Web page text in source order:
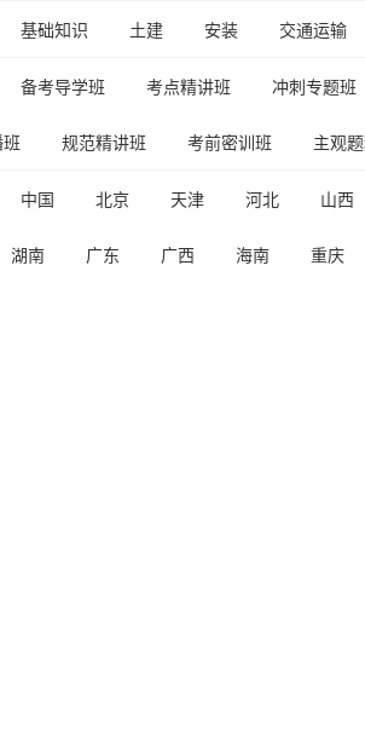
基础知识 土建 安装 交通运输
备考导学班 考点精讲班 冲刺专题班
规范精讲班 考前密训班 主观
中国 北京 天津 河北 山西
湖南 广东 广西 海南 重庆